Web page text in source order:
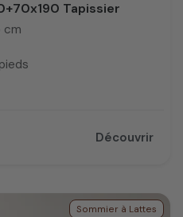
Tapissier
cm
Découvrir
Sommier à Lattes